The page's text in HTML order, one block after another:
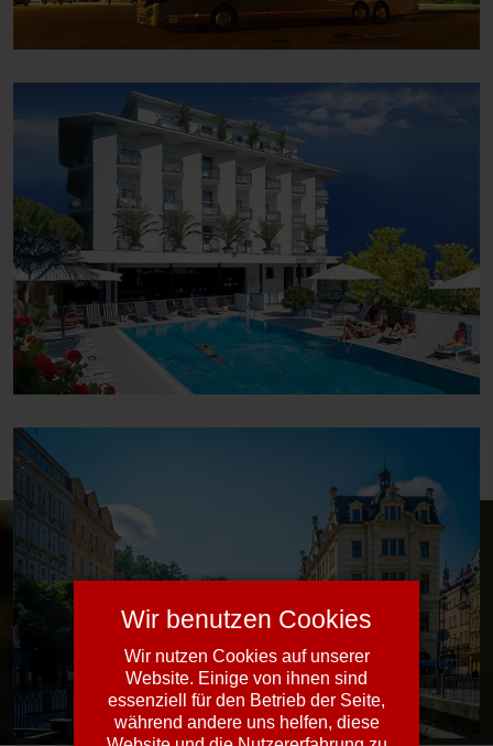
Wir benutzen Cookies
Wir nutzen Cookies auf unserer
Website. Einige von ihnen sind
essenziell für den Betrieb der Seite,
während andere uns helfen, diese